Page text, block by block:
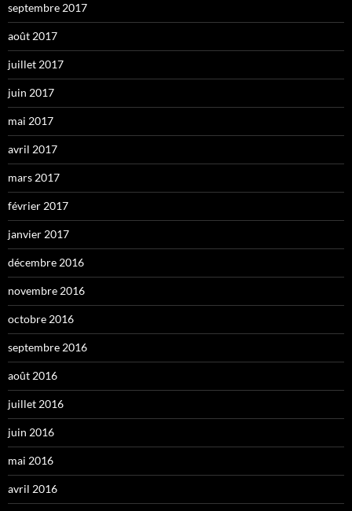
septembre 2017
août 2017
juillet 2017
juin 2017
mai 2017
avril 2017
mars 2017
février 2017
janvier 2017
décembre 2016
novembre 2016
octobre 2016
septembre 2016
août 2016
juillet 2016
juin 2016
mai 2016
avril 2016